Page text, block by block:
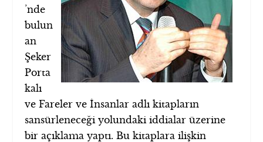
’nde
bulun
an
Şeker
Porta
kalı
ve Fareler ve İnsanlar adlı kitapların
sansürleneceği yolundaki iddialar üzerine
bir açıklama yaptı. Bu kitaplara ilişkin